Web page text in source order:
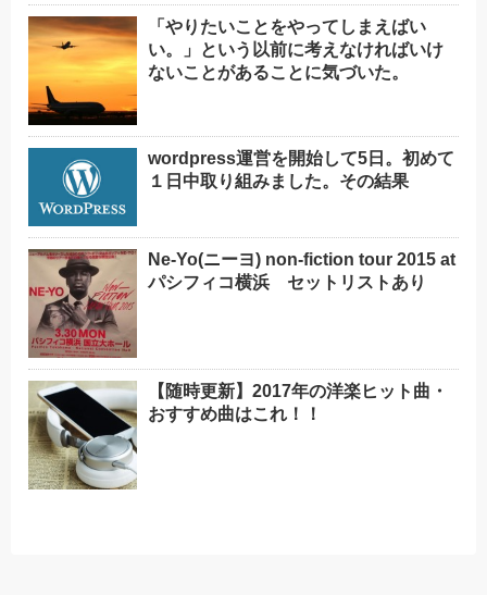
「やりたいことをやってしまえばい
い。」という以前に考えなければいけ
ないことがあることに気づいた。
wordpress運営を開始して5日。初めて
１日中取り組みました。その結果
Ne-Yo(ニーヨ) non-fiction tour 2015 at
パシフィコ横浜 セットリストあり
【随時更新】2017年の洋楽ヒット曲・
おすすめ曲はこれ！！